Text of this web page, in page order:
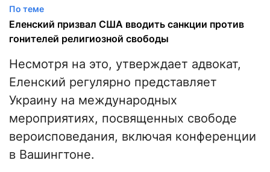
По теме
Еленский призвал США вводить санкции против
гонителей религиозной свободы
Несмотря на это, утверждает адвокат,
Еленский регулярно представляет
Украину на международных
мероприятиях, посвященных свободе
вероисповедания, включая конференции
в Вашингтоне.